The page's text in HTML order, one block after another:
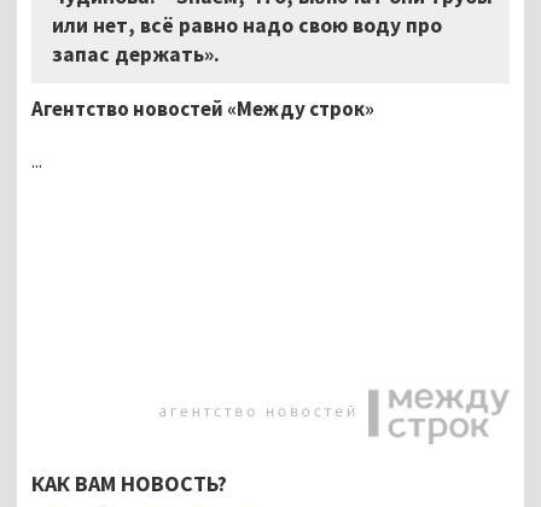
или нет, всё равно надо свою воду про
запас держать».
Агентство новостей «Между строк»
...
КАК ВАМ НОВОСТЬ?